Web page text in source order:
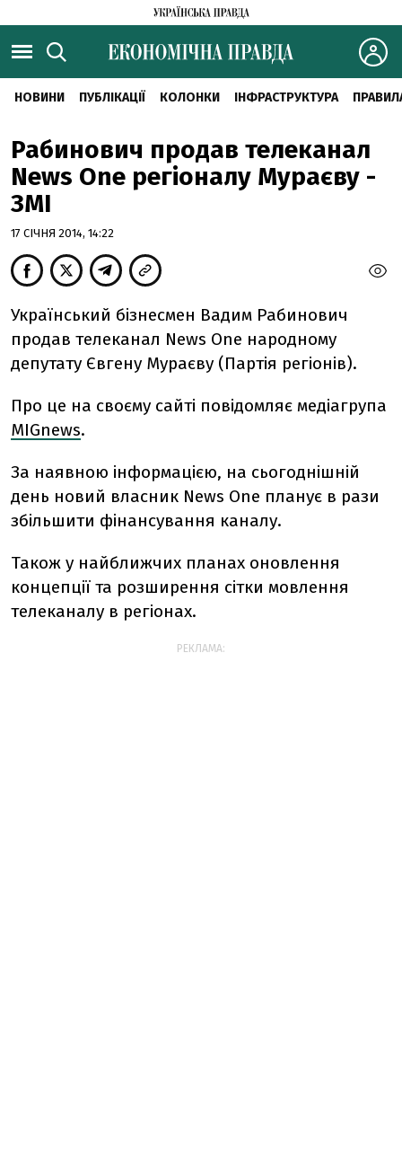
НОВИНИ ПУБЛІКАЦІЇ КОЛОНКИ ІНФРАСТРУКТУРА
Рабинович продав телеканал
News One регіоналу Мураєву -
ЗМІ
17 СІЧНЯ 2014, 14:22
Український бізнесмен Вадим Рабинович
продав телеканал News One народному
депутату Євгену Мураєву (Партія регіонів).
Про це на своєму сайті повідомляє медіагрупа
MIGnews.
За наявною інформацією, на сьогоднішній
день новий власник News One планує в рази
збільшити фінансування каналу.
Також у найближчих планах оновлення
концепції та розширення сітки мовлення
телеканалу в регіонах.
РЕКЛАМА: